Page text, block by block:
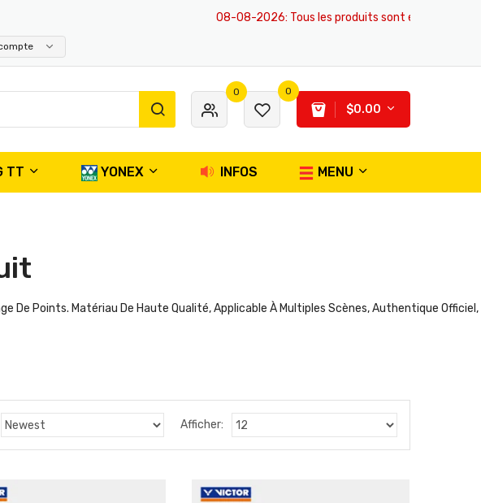
08-08-2026: Tous les produits sont en stock d'ici 2026,
0 0
$0.00
TT YONEX INFOS MENU
Points. Matériau De Haute Qualité, Applicable À Multiples Scènes, Authentique
Afficher: